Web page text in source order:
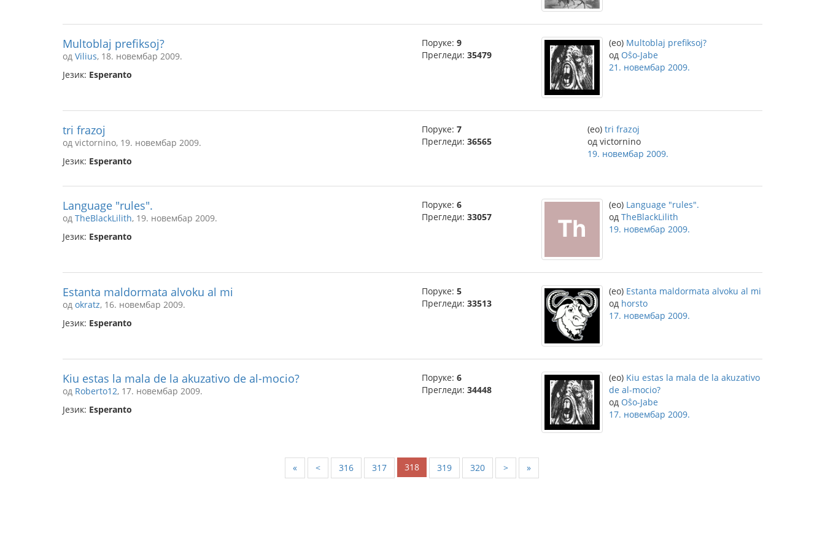
Multoblaj prefiksoj?
од Vilius, 18. новембар 2009.
Језик: Esperanto
Поруке: 9
Прегледи: 35479
(eo) Multoblaj prefiksoj?
од Oŝo-Jabe
21. новембар 2009.
tri frazoj
од victornino, 19. новембар 2009.
Језик: Esperanto
Поруке: 7
Прегледи: 36565
(eo) tri frazoj
од victornino
19. новембар 2009.
Language "rules".
од TheBlackLilith, 19. новембар 2009.
Језик: Esperanto
Поруке: 6
Прегледи: 33057
(eo) Language "rules".
од TheBlackLilith
19. новембар 2009.
Estanta maldormata alvoku al mi
од okratz, 16. новембар 2009.
Језик: Esperanto
Поруке: 5
Прегледи: 33513
(eo) Estanta maldormata alvoku al mi
од horsto
17. новембар 2009.
Kiu estas la mala de la akuzativo de al-mocio?
од Roberto12, 17. новембар 2009.
Језик: Esperanto
Поруке: 6
Прегледи: 34448
(eo) Kiu estas la mala de la akuzativo
de al-mocio?
од Oŝo-Jabe
17. новембар 2009.
« < 316 317 318 319 320 > »